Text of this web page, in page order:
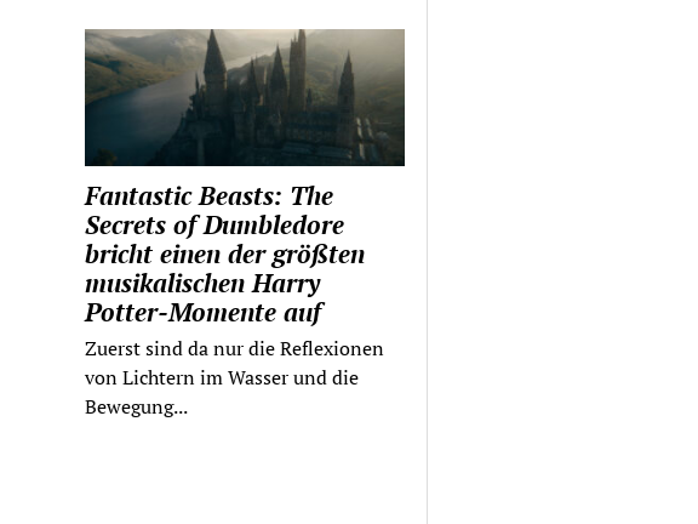
Fantastic Beasts: The
Secrets of Dumbledore
bricht einen der größten
musikalischen Harry
Potter-Momente auf
Zuerst sind da nur die Reflexionen
von Lichtern im Wasser und die
Bewegung...